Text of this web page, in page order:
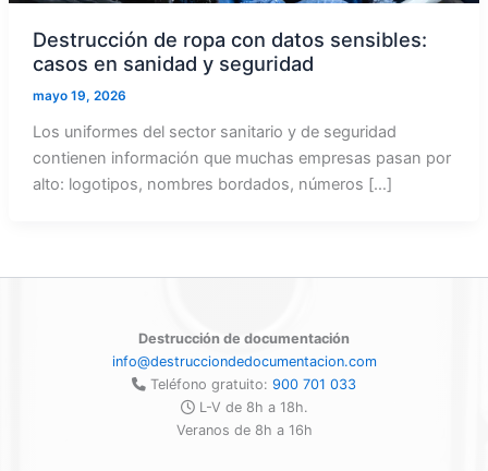
Destrucción de ropa con datos sensibles:
casos en sanidad y seguridad
mayo 19, 2026
Los uniformes del sector sanitario y de seguridad
contienen información que muchas empresas pasan por
alto: logotipos, nombres bordados, números […]
Destrucción de documentación
info@destrucciondedocumentacion.com
Teléfono gratuito: 900 701 033
L-V de 8h a 18h.
Veranos de 8h a 16h